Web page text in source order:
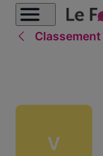
Classement
V